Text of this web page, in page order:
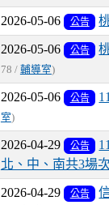
2026-05-06 公告
2026-05-06 公告
78 / 輔導室)
2026-05-06 公告
室)
2026-04-29 公告
北、中、南共3場
2026-04-29 公告